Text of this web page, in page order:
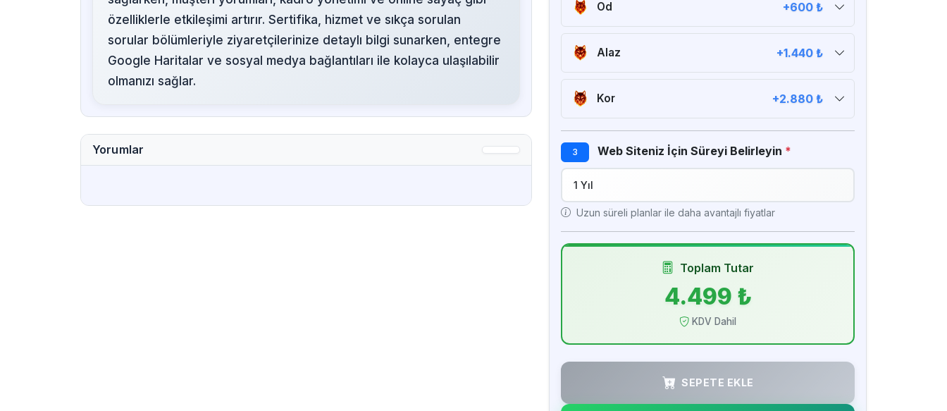
özelliklerle etkileşimi artırır. Sertifika, hizmet ve sıkça sorulan
sorular bölümleriyle ziyaretçilerinize detaylı bilgi sunarken, entegre
Google Haritalar ve sosyal medya bağlantıları ile kolayca ulaşılabilir
olmanızı sağlar.
Yorumlar
Od +600 ₺
20 GB SSD
Sınırsız Trafik
2 Core İşlemci
Alaz +1.440 ₺
50 GB SSD
Sınırsız Trafik
4 Core İşlemci
Kor +2.880 ₺
Sınırsız SSD
Sınırsız Trafik
SSL Sertifikası
Günlük Yedekleme
3 Web Siteniz İçin Süreyi Belirleyin *
Uzun süreli planlar ile daha avantajlı fiyatlar
Toplam Tutar
4.499 ₺
KDV Dahil
SEPETE EKLE